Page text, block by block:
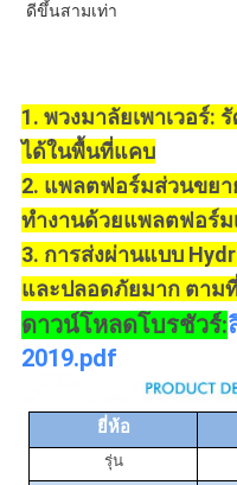
ดีขึ้นสามเท่า
1. พวงมาลัยเพาเวอร์:
ได้ในพื้นที่แคบ
2. แพลตฟอร์มส่วนขยา
ทำงานด้วยแพลตฟอร์ม
3. การส่งผ่านแบบ
และปลอดภัยมากตาม
ดาวน์โหลดโบรชัวร์:
2019.pdf
ยี่ห้อ
รุ่น